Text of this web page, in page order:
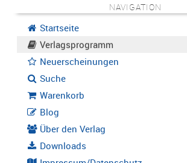
NAVIGATION
Startseite
Verlagsprogramm
Neuerscheinungen
Suche
Warenkorb
Blog
Über den Verlag
Downloads